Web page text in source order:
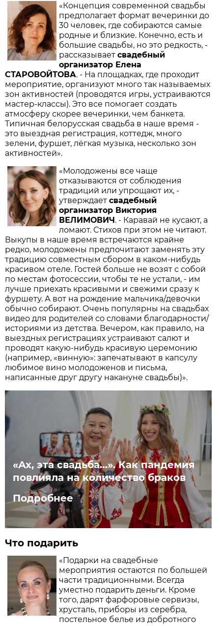
«Концепция современной свадьбы
предполагает формат вечеринки до
30 человек, где собираются самые
родные и близкие. Конечно, есть и
большие свадьбы, но это редкость, -
рассказываетсвадебный
организатор Елена
СТАРОВОЙТОВА. - На площадках, где проходит
мероприятие, организуют много так называемых
зон активностей (проводятся игры, устраиваются
мастер-классы). Это все помогает создать
атмосферу скорее вечеринки, чем банкета.
Типичная белорусская свадьба в наше время -
это выездная регистрация, коттедж, много
зелени, фуршет, лёгкая музыка, несколько зон
активностей».
«Молодожены все чаще
отказываются от соблюдения
традиций или упрощают их, -
утверждаетсвадебный
организатор Виктория
ВЕЛИМОВИЧ. - Каравай не кусают, а
ломают. Стихов при этом не читают.
Выкупы в наше время встречаются крайне
редко, молодожены предпочитают заменять эту
традицию совместным сбором в каком-нибудь
красивом отеле. Гостей больше не возят с собой
по местам фотосессии, чтобы те не устали, - им
лучше приехать красивыми и свежими сразу к
фуршету. А вот на рождение мальчика/девочки
обычно собирают. Очень популярны на свадьбах
видео для родителей со словами благодарности/
историями из детства. Вечером, как правило, на
выездных регистрациях устраивают салют и
проводят какую-нибудь красивую церемонию
(например, «винную»: запечатывают в капсулу
любимое вино молодоженов и письма,
написанные друг другу накануне свадьбы)».
«Ах, эта свадьба…». Как пандемия
повлияла на количество браков
Подробнее
Что подарить
«Подарки на свадебные
мероприятия остаются по большей
части традиционными. Всегда
уместно подарить деньги. Кроме
того, дарят фарфоровые сервизы,
хрусталь, приборы из серебра,
постельное белье из добротного